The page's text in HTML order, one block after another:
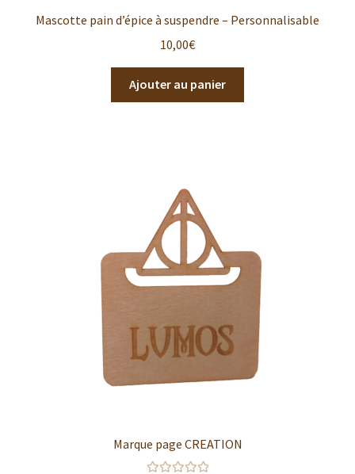
Mascotte pain d’épice à suspendre – Personnalisable
10,00€
Ajouter au panier
Marque page CREATION